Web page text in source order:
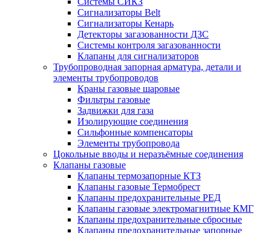
Сигнализаторы Belt
Сигнализаторы Кенарь
Детекторы загазованности ДЗС
Системы контроля загазованности
Клапаны для сигнализаторов
Трубопроводная запорная арматура, детали и
элементы трубопроводов
Краны газовые шаровые
Фильтры газовые
Задвижки для газа
Изолирующие соединения
Сильфонные компенсаторы
Элементы трубопровода
Цокольные вводы и неразъёмные соединения
Клапаны газовые
Клапаны термозапорные КТЗ
Клапаны газовые Термобрест
Клапаны предохранительные РЕД
Клапаны газовые электромагнитные КМГ
Клапаны предохранительные сбросные
Клапаны предохранительные запорные